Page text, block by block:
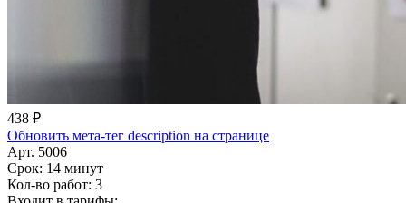
438 ₽
Обновить мета-тег description на странице
Арт. 5006
Срок: 14 минут
Кол-во работ: 3